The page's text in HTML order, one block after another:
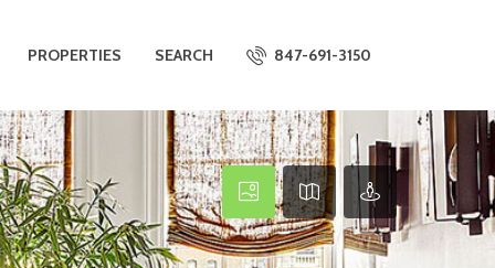
PROPERTIES SEARCH 847-691-3150